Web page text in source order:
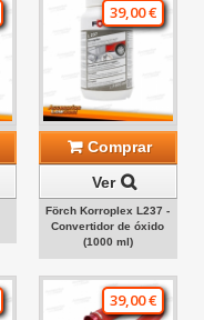
39,00 €
Comprar
Ver
Förch Korroplex L237 -
Convertidor de óxido
(1000 ml)
39,00 €